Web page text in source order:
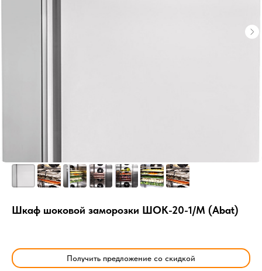
Шкаф шоковой заморозки ШОК-20-1/М (Abat)
Получить предложение со скидкой